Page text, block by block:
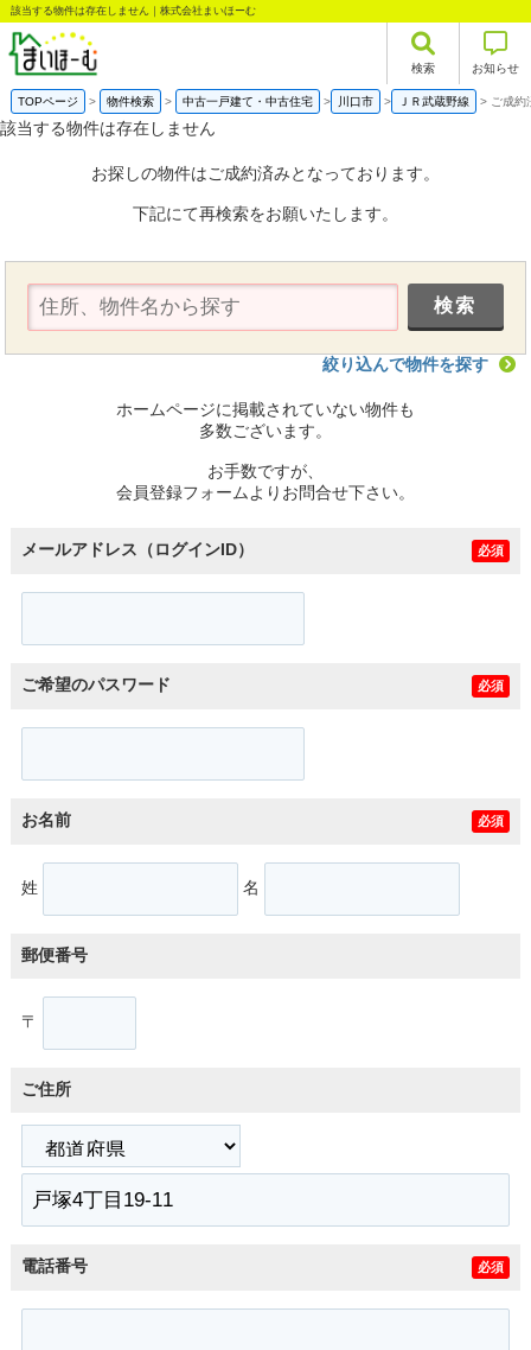
該当する物件は存在しません｜株式会社まいほーむ
検索 お知らせ
TOPページ 物件検索 中古一戸建て・中古住宅 川口市 ＪＲ武蔵野線 ご成約
該当する物件は存在しません
お探しの物件はご成約済みとなっております。
下記にて再検索をお願いたします。
絞り込んで物件を探す
ホームページに掲載されていない物件も
多数ございます。
お手数ですが、
会員登録フォームよりお問合せ下さい。
メールアドレス（ログインID） 必須
ご希望のパスワード 必須
お名前 必須
姓 名
郵便番号
〒
ご住所
電話番号 必須